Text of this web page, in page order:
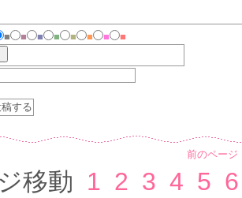
■ ■ ■ ■ ■ ■ ■
■
前のページ
移動 1 2 3 4 5 6